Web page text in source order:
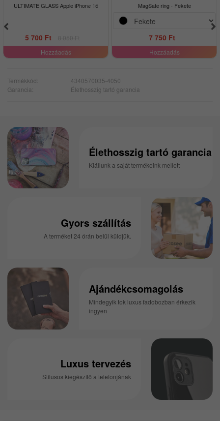
-29%
ULTIMATE GLASS Apple iPhone 16
5 700 Ft
Hozzáadás
MagSafe ring - Fekete
7 750 Ft
Hozzáadás
Termékkód:
4340570035-4050
Garancia:
Élethosszig tartó garancia
Élethosszig tartó garancia
Kiállunk a saját termékeink mellett
Gyors szállítás
A terméket 24 órán belül küldjük.
Ajándékcsomagolás
Mindegyik tok luxus fadobozban érkezik
ingyen
Luxus tervezés
Stílusos kiegészítő a telefonjának